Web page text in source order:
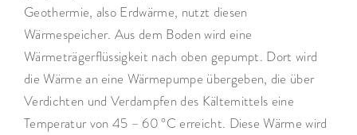
Geothermie, also Erdwärme, nutzt diesen
Wärmespeicher. Aus dem Boden wird eine
Wärmeträgerflüssigkeit nach oben gepumpt. Dort wird
die Wärme an eine Wärmepumpe übergeben, die über
Verdichten und Verdampfen des Kältemittels eine
Temperatur von 45 – 60 °C erreicht. Diese Wärme wird